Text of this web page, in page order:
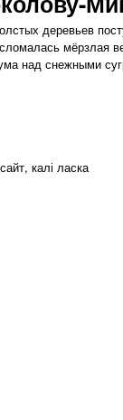
деревьев
над снежными
калі ласка